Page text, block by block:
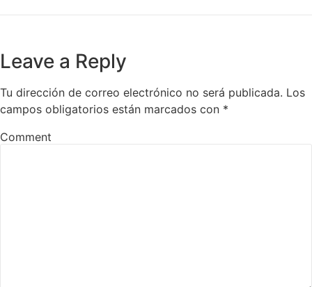
Leave a Reply
Tu dirección de correo electrónico no será publicada. Los
campos obligatorios están marcados con *
Comment